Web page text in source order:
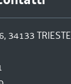
34133 TRIESTE